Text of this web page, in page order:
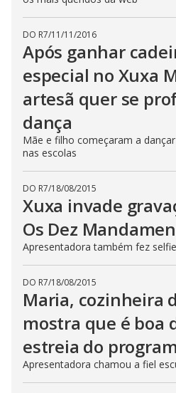
DO R7/11/11/2016
Após ganhar
especial no Xuxa
artesã quer se
dança
Mãe e filho começaram a
nas escolas
DO R7/18/08/2015
Xuxa invade
Os Dez
Apresentadora também fez
DO R7/18/08/2015
Maria, cozinheira
mostra que é boa
estreia do
Apresentadora chamou a fiel